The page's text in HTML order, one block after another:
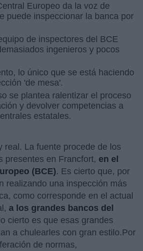
Europeo da la voz de
puede inspeccionar la banca por
de inspectores del BCE
ingenieros y pocos
lo único que se está haciendo
'de mesa'.
se plantea ralentizar el proceso
y devolver competencias a
estatales.
real. La fuente procede de los
presentes en Francfort, en el
(BCE). Es cierto que, por
realizando una inspección más
como corresponde en el actual
a los grandes bancos del
cierto es que esas grandes
a chulearles con gran estilo.Por
de normas,